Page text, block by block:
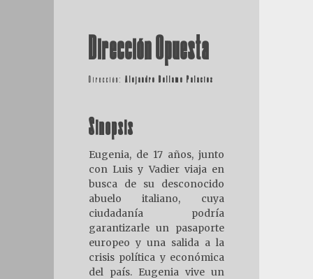
Dirección Opuesta
Dirección: Alejandro Bellame Palacios
Sinopsis
Eugenia, de 17 años, junto
con Luis y Vadier viaja en
busca de su desconocido
abuelo italiano, cuya
ciudadanía podría
garantizarle un pasaporte
europeo y una salida a la
crisis política y económica
del país. Eugenia vive un